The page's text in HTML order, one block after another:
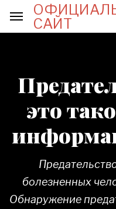
САЙТ
это
болезненных
Обнаружение